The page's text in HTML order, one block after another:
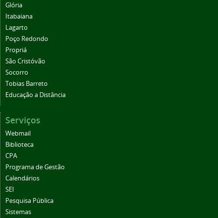
Glória
Itabaiana
Lagarto
Poço Redondo
Propriá
São Cristóvão
Socorro
Tobias Barreto
Educação a Distância
Serviços
Webmail
Biblioteca
CPA
Programa de Gestão
Calendários
SEI
Pesquisa Pública
Sistemas